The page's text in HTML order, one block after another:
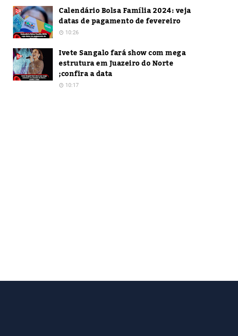
Calendário Bolsa Família 2024: veja
datas de pagamento de fevereiro
10:26
Ivete Sangalo fará show com mega
estrutura em Juazeiro do Norte
;confira a data
10:17